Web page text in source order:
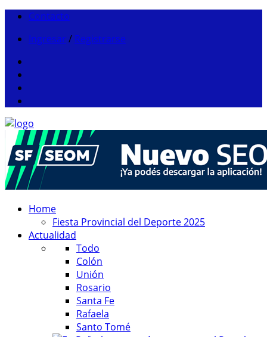
Contacto
Ingresar / Registrarse
Home
Fiesta Provincial del Deporte 2025
Actualidad
Todo
Colón
Unión
Rosario
Santa Fe
Rafaela
Santo Tomé